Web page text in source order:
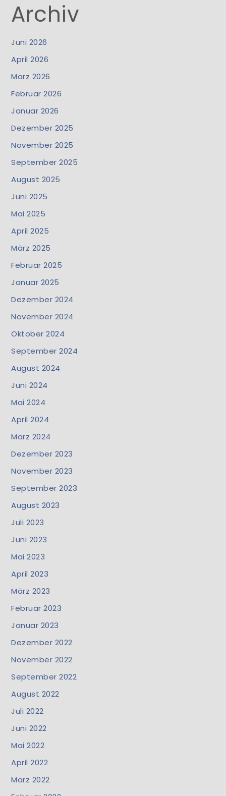
Archiv
Juni 2026
April 2026
März 2026
Februar 2026
Januar 2026
Dezember 2025
November 2025
September 2025
August 2025
Juni 2025
Mai 2025
April 2025
März 2025
Februar 2025
Januar 2025
Dezember 2024
November 2024
Oktober 2024
September 2024
August 2024
Juni 2024
Mai 2024
April 2024
März 2024
Dezember 2023
November 2023
September 2023
August 2023
Juli 2023
Juni 2023
Mai 2023
April 2023
März 2023
Februar 2023
Januar 2023
Dezember 2022
November 2022
September 2022
August 2022
Juli 2022
Juni 2022
Mai 2022
April 2022
März 2022